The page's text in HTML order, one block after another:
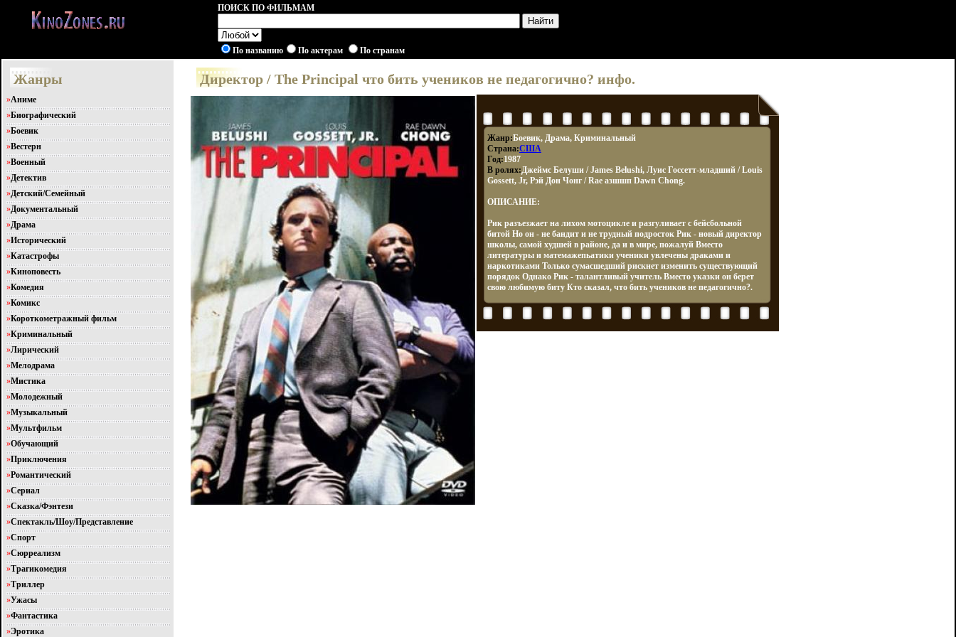
ПОИСК ПО ФИЛЬМАМ
По названию По актерам По странам
Жанры
»Аниме
»Биографический
»Боевик
»Вестерн
»Военный
»Детектив
»Детский/Семейный
»Документальный
»Драма
»Исторический
»Катастрофы
»Киноповесть
»Комедия
»Комикс
»Короткометражный фильм
»Криминальный
»Лирический
»Мелодрама
»Мистика
»Молодежный
»Музыкальный
»Мультфильм
»Обучающий
»Приключения
»Романтический
»Сериал
»Сказка/Фэнтези
»Спектакль/Шоу/Представление
»Спорт
»Сюрреализм
»Трагикомедия
»Триллер
»Ужасы
»Фантастика
»Эротика
Директор / The Principal что бить учеников не педагогично? инфо.
Жанр:Боевик, Драма, Криминальный
Страна:США
Год:1987
В ролях:Джеймс Белуши / James Belushi, Луис Госсетт-младший / Louis
Gossett, Jr, Рэй Дон Чонг / Rae азшшп Dawn Chong.
ОПИСАНИЕ:
Рик разъезжает на лихом мотоцикле и разгуливает с бейсбольной
битой Но он - не бандит и не трудный подросток Рик - новый директор
школы, самой худшей в районе, да и в мире, пожалуй Вместо
литературы и матемажепьатики ученики увлечены драками и
наркотиками Только сумасшедший рискнет изменить существующий
порядок Однако Рик - талантливый учитель Вместо указки он берет
свою любимую биту Кто сказал, что бить учеников не педагогично?.